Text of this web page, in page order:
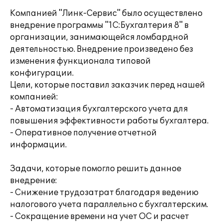
Компанией "Линк-Сервис" было осуществлено
внедрение программы "1С:Бухгалтерия 8" в
организации, занимающейся ломбардной
деятельностью. Внедрение произведено без
изменения функционала типовой
конфигурации.
Цели, которые поставил заказчик перед нашей
компанией:
- Автоматизация бухгалтерского учета для
повышения эффективности работы бухгалтера.
- Оперативное получение отчетной
информации.
Задачи, которые помогло решить данное
внедрение:
- Снижение трудозатрат благодаря ведению
налогового учета параллельно с бухгалтерским.
- Сокращение времени на учет ОС и расчет